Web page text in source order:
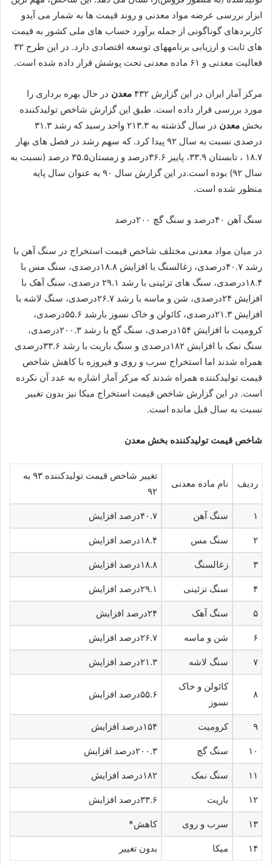
ابزار بررسی عرضه مواد معدنی و روند قیمت ها به شمار می آیدو
کاربردهای گوناگونی از جمله برآورد حساب های ملی کشور به قیمت
های ثابت و ارزیابی برنامههای توسعه اقتصادی دارد. در این طرح ۳۲
فعالیت معدنی و ۶۱ ماده معدنی تحت پوشش قرار داده شده است.
مرکز آمار ایران در این گزارش ۴۳۲ معدن در حال بهره برداری را
مورد بررسی قرار داده است. طبق این گزارش شاخص تولیدکننده
بخش معدن
در سال گذشته به ۲۱۳.۳ واحد رسید که رشد ۳۱.۳
درصدی نسبت به سال ۹۲ پیدا کرد. که سهم رشد در فصل های بهار
۱۸.۷ ، تابستان ۳۳.۹، پاییز ۳۶.۶درصد و زمستان۳۵.۵ درصد (نسبت به
سال ۹۲) بوده است.در این گزارش سال ۹۰ به عنوان سال پایه
منظور شده است.
سنگ آهن ۴۰درصد و سنگ گچ ۲۰۰درصد
در میان مواد معدنی مختلف شاخص قیمت استخراج در سنگ آهن با
رشد ۴۰.۷درصدی،‌ زغالسنگ با افزایش ۱۸.۸درصدی،‌ سنگ مس با
۱۸.۴درصدی،‌ سنگ های تزئینی با رشد ۲۹.۱ درصدی،‌ سنگ آهک با
افزایش ۲۴درصدی،‌ شن و ماسه با رشد ۲۶.۷درصدی،‌ سنگ لاشه با
افزایش ۲۱.۳درصدی،‌ کائولن و خاک نسوز بارشد ۵۵.۶درصدی،‌
کرومیت با افزایش ۱۵۴درصدی،‌ سنگ گچ با رشد ۲۰۰.۳درصدی،‌
سنگ نمک با افزایش ۱۸۲درصدی و سنگ باریت با رشد ۳۳.۶درصدی
همراه شدند اما استخراج سرب و روی و فیروزه با کاهش شاخص
قیمت تولیدکننده همراه شدند که مرکز آمار اشاره به عدد آن نکرده
است. در این گزارش شاخص قیمت استخراج میکا نیز بدون تغییر
نسبت به سال قبل مانده است.
شاخص قیمت تولیدکننده بخش معدن
ردیف نام ماده معدنی
تغییر شاخص قیمت تولیدکننده ۹۳ به
۹۲
۱ سنگ ‌آهن ۴۰.۷درصد افزایش
۲ سنگ مس ۱۸.۴درصد افزایش
۳ زغالسنگ ۱۸.۸درصد افزایش
۴ سنگ تزئینی ۲۹.۱درصد افزایش
۵ سنگ آهک ۲۴درصد افزایش
۶ شن و ماسه ۲۶.۷درصد افزایش
۷ سنگ لاشه ۲۱.۳درصد افزایش
۸
کائولن و خاک
نسوز
۵۵.۶درصد افزایش
۹ کرومیت ۱۵۴درصد افزایش
۱۰ سنگ گچ ۲۰۰.۳درصد افزایش
۱۱ سنگ نمک ۱۸۲درصد افزایش
۱۲ باریت ۳۳.۶درصد افزایش
۱۳ سرب و روی کاهش*
۱۴ میکا بدون تغییر